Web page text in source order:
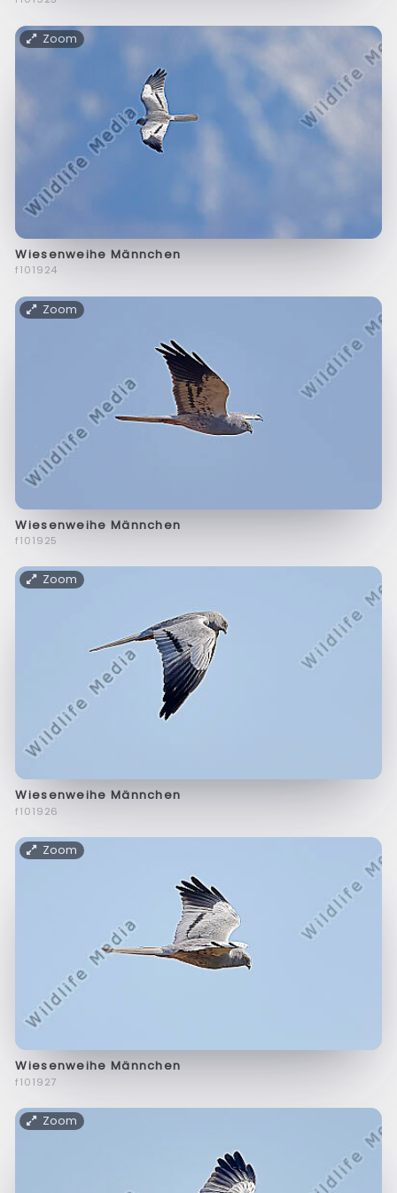
Zoom
Wiesenweihe Männchen
f101924
Zoom
Wiesenweihe Männchen
f101925
Zoom
Wiesenweihe Männchen
f101926
Zoom
Wiesenweihe Männchen
f101927
Zoom